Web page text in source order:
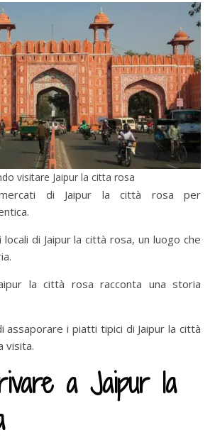
visitare Jaipur la citta rosa
di Jaipur la città rosa per
di Jaipur la città rosa, un luogo che
la città rosa racconta una storia
assaporare i piatti tipici di Jaipur la città
visita.
a Jaipur la